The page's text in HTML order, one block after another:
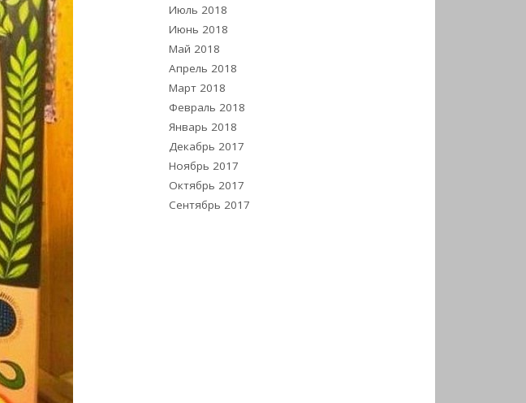
Июль 2018
Июнь 2018
Май 2018
Апрель 2018
Март 2018
Февраль 2018
Январь 2018
Декабрь 2017
Ноябрь 2017
Октябрь 2017
Сентябрь 2017